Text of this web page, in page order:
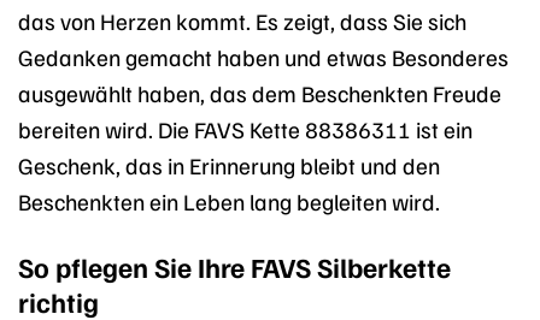
das von Herzen kommt. Es zeigt, dass Sie sich
Gedanken gemacht haben und etwas Besonderes
ausgewählt haben, das dem Beschenkten Freude
bereiten wird. Die FAVS Kette 88386311 ist ein
Geschenk, das in Erinnerung bleibt und den
Beschenkten ein Leben lang begleiten wird.
So pflegen Sie Ihre FAVS Silberkette
richtig